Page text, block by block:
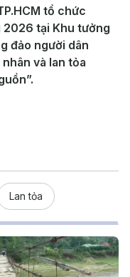
tổ chức
2026 tại Khu tưởng
đảo người dân
và lan tỏa
Lan tỏa